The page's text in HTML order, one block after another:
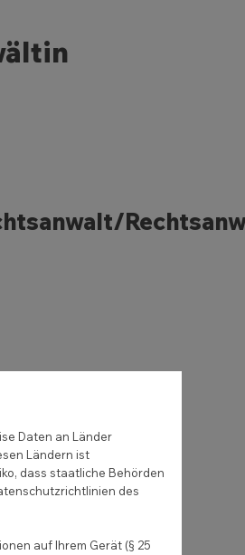
Deutschland:
Daten an Länder
Ländern ist
dass staatliche Behörden
des
auf Ihrem Gerät (§ 25